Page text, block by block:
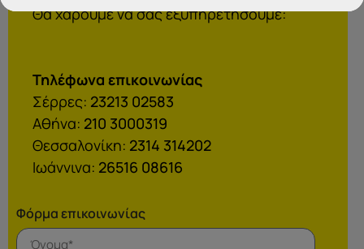
Θα χαρούμε να σας εξυπηρετήσουμε:
Τηλέφωνα επικοινωνίας
Σέρρες: 23213 02583
Αθήνα: 210 3000319
Θεσσαλονίκη: 2314 314202
Ιωάννινα: 26516 08616
Φόρμα επικοινωνίας